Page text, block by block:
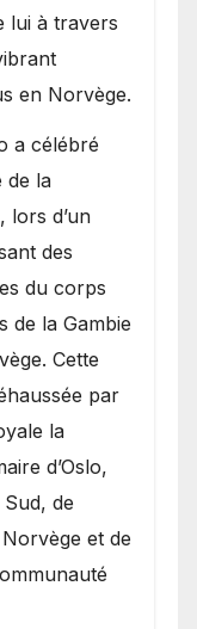
lui à travers
en Norvège.
a célébré
de la
lors d’un
des
du corps
de la Gambie
Cette
par
la
d’Oslo,
Sud, de
et de